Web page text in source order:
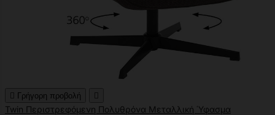
 Γρήγορη προβολή 
Twin Περιστρεφόμενη Πολυθρόνα Μεταλλική Ύφασμα